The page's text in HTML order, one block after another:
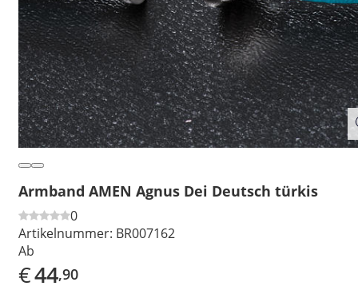
Armband AMEN Agnus Dei Deutsch türkis
0
Artikelnummer: BR007162
Ab
€44,90